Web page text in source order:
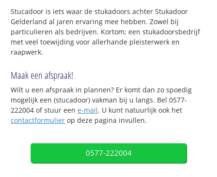
Stucadoor is iets waar de stukadoors achter Stukadoor
Gelderland al jaren ervaring mee hebben. Zowel bij
particulieren als bedrijven. Kortom; een stukadoorsbedrijf
met veel toewijding voor allerhande pleisterwerk en
raapwerk.
Maak een afspraak!
Wilt u een afspraak in plannen? Er komt dan zo spoedig
mogelijk een (stucadoor) vakman bij u langs. Bel 0577-
222004 of stuur eene-mail. U kunt natuurlijk ook het
contactformulier op deze pagina invullen.
0577-222004